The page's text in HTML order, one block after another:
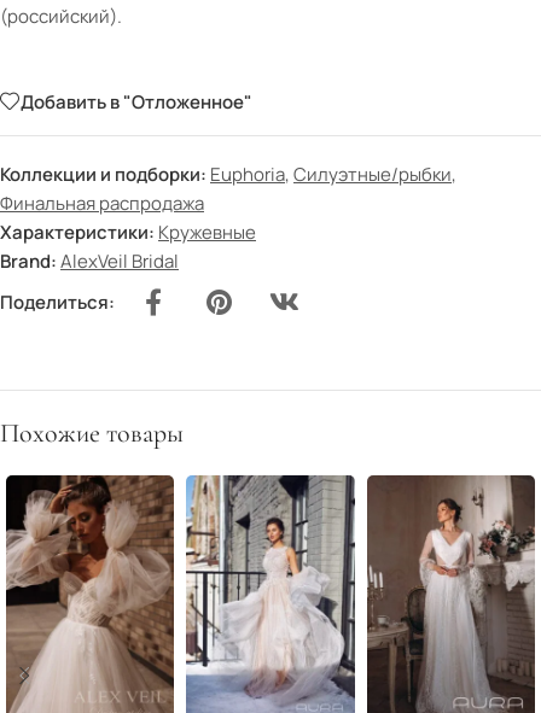
(российский).
Добавить в "Отложенное"
Коллекции и подборки: Euphoria,Силуэтные/рыбки,
Финальная распродажа
Характеристики: Кружевные
Brand:AlexVeil Bridal
Поделиться:
Похожие товары